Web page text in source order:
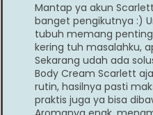
Mantap ya akun
banget pengikutnya :)
tubuh memang penting
kering tuh masalahku,
Sekarang udah ada
Body Cream Scarlett
rutin, hasilnya pasti
praktis juga ya bisa